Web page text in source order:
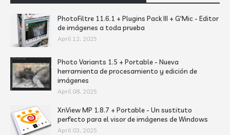
PhotoFiltre 11.6.1 + Plugins Pack III + G'Mic - Editor
de imágenes a toda prueba
April 12, 2025
Photo Variants 1.5 + Portable - Nueva
herramienta de procesamiento y edición de
imágenes
April 08, 2025
XnView MP 1.8.7 + Portable - Un sustituto
perfecto para el visor de imágenes de Windows
April 03, 2025